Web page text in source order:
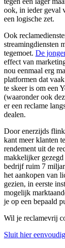
ook, in ieder geval
een logische zet.
Ook
streamingdiensten
tegemoet. De
effect van
nou eenmaal erg
platformen dat
te skeer is om een
(waaronder ook
er een reclame
dealen.
Door enerzijds flink
kant meer klanten
rendement uit de
makkelijker
bedrijf ruim 7
het aankopen van
gezien, in eerste
mogelijk
je op een bepaald
Wil je reclamevrij
Sluit hier